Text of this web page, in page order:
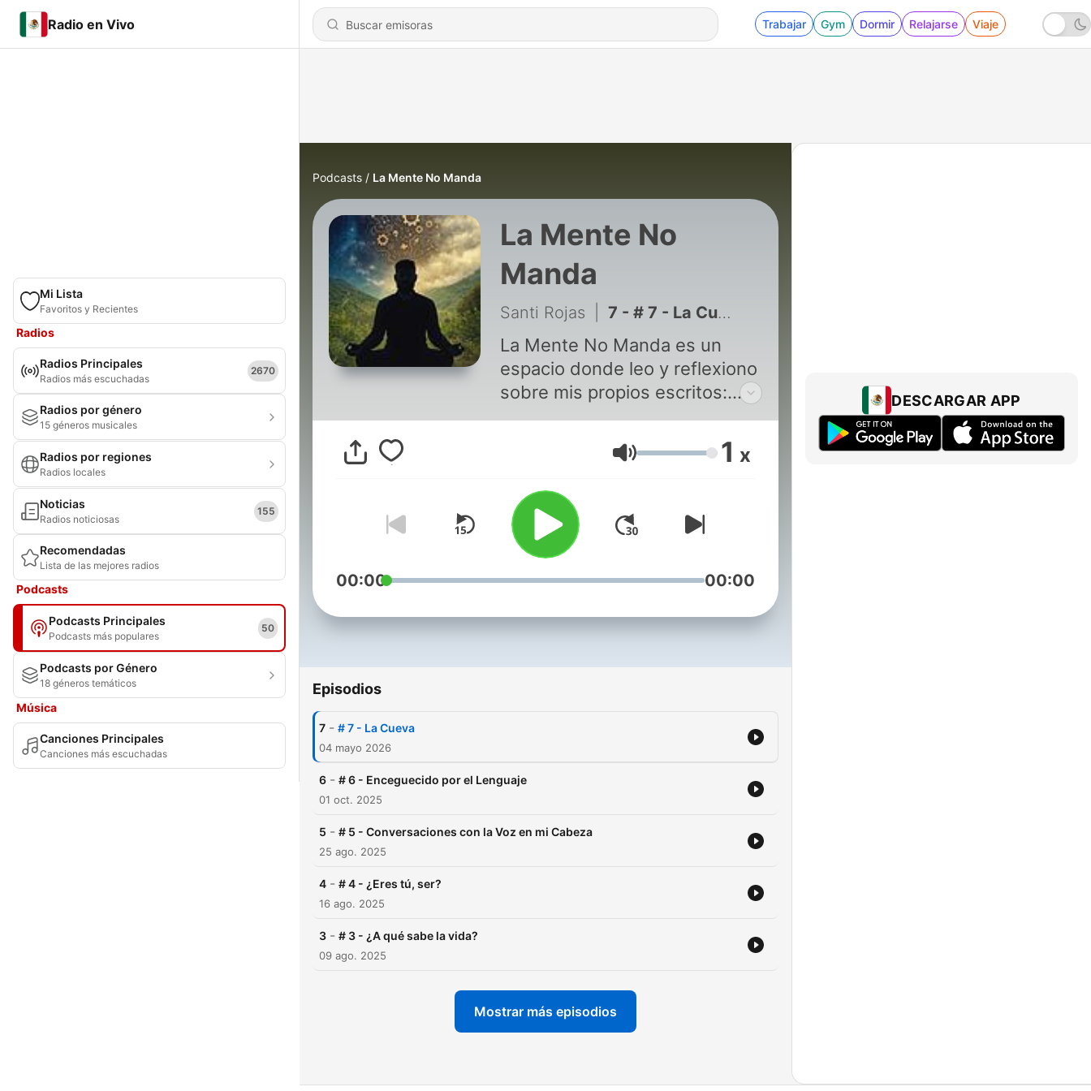
Radio en Vivo Trabajar Gym Dormir Relajarse Viaje
Mi Lista
Favoritos y Recientes
Radios
Radios Principales
Radios más escuchadas
2670
Radios por género
15 géneros musicales
Radios por regiones
Radios locales
Noticias
Radios noticiosas
155
Recomendadas
Lista de las mejores radios
Podcasts
Podcasts Principales
Podcasts más populares
50
Podcasts por Género
18 géneros temáticos
Música
Canciones Principales
Canciones más escuchadas
Podcasts La Mente No Manda
La Mente No
Manda
Santi Rojas 7 - # 7 - La Cueva
La Mente No Manda es un
espacio donde leo y reflexiono
sobre mis propios escritos:
pensamientos sinceros sobre
el ego, el presente, el cuerpo y
la conciencia. No vengo a dar
respuestas, sino a compartir lo
que me habita cuando dejo de
intentar controlar todo con la
mente. Este podcast es una
pausa, un recordatorio de que
resuenas con la búsqueda de
bienvenido. Aquí nos
Volumen 1 x
00:00 00:00
Episodios
7 - # 7 - La Cueva
04 mayo 2026
6 - # 6 - Enceguecido por el Lenguaje
01 oct. 2025
5 - # 5 - Conversaciones con la Voz en mi Cabeza
25 ago. 2025
4 - # 4 - ¿Eres tú, ser?
16 ago. 2025
3 - # 3 - ¿A qué sabe la vida?
09 ago. 2025
Mostrar más episodios
DESCARGAR APP